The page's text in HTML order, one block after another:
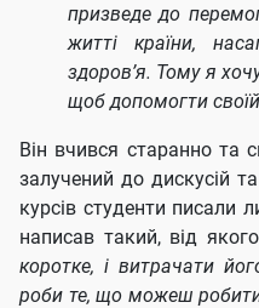
призведе до
житті країни,
здоров’я. Тому я
щоб допомогти своїй
Він вчився старанно та
залучений до дискусій
курсів студенти писали
написав такий, від
коротке, і витрачати
роби те, що можеш